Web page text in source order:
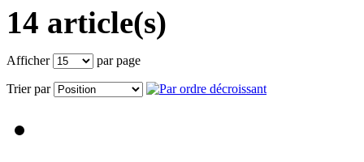
14 article(s)
Afficher par page
Trier par